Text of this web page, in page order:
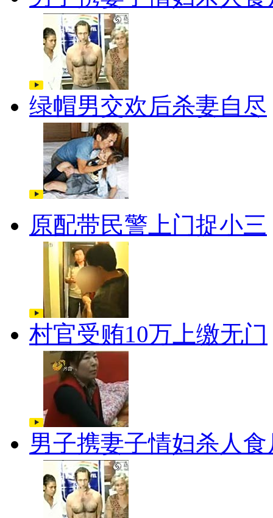
绿帽男交欢后杀妻自尽
原配带民警上门捉小三
村官受贿10万上缴无门
男子携妻子情妇杀人食